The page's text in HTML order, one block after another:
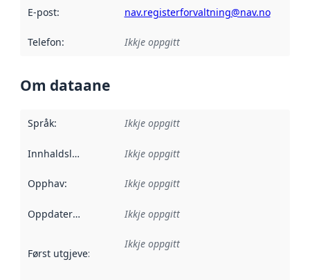
E-post: nav.registerforvaltning@nav.no
Telefon: Ikkje oppgitt
Om dataane
Språk: Ikkje oppgitt
Innhaldsleverandørar :
Ikkje oppgitt
Opphav: Ikkje oppgitt
Oppdateringsfrekvens :
Ikkje oppgitt
Først utgjeve: Denne datoen seier når dataa i dette
Ikkje oppgitt